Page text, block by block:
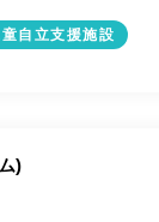
童自立支援施設
)